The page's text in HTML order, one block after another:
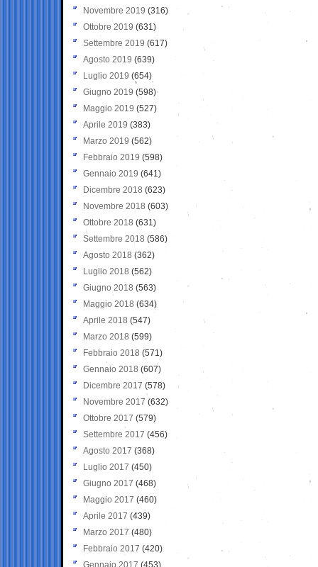
Novembre 2019 (316)
Ottobre 2019 (631)
Settembre 2019 (617)
Agosto 2019 (639)
Luglio 2019 (654)
Giugno 2019 (598)
Maggio 2019 (527)
Aprile 2019 (383)
Marzo 2019 (562)
Febbraio 2019 (598)
Gennaio 2019 (641)
Dicembre 2018 (623)
Novembre 2018 (603)
Ottobre 2018 (631)
Settembre 2018 (586)
Agosto 2018 (362)
Luglio 2018 (562)
Giugno 2018 (563)
Maggio 2018 (634)
Aprile 2018 (547)
Marzo 2018 (599)
Febbraio 2018 (571)
Gennaio 2018 (607)
Dicembre 2017 (578)
Novembre 2017 (632)
Ottobre 2017 (579)
Settembre 2017 (456)
Agosto 2017 (368)
Luglio 2017 (450)
Giugno 2017 (468)
Maggio 2017 (460)
Aprile 2017 (439)
Marzo 2017 (480)
Febbraio 2017 (420)
Gennaio 2017 (453)